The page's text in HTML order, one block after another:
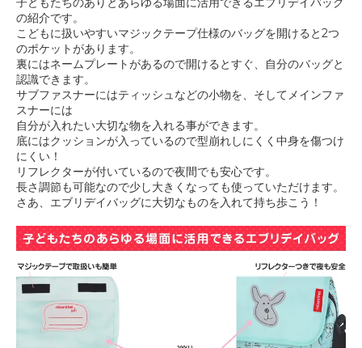
の紹介です。
こどもに扱いやすいマジックテープ仕様のバッグを開けると2つ
のポケットがあります。
裏にはネームプレートがあるので開けるとすぐ、自分のバッグと
認識できます。
サブファスナーにはティッシュなどの小物を、そしてメインファ
スナーには
自分が入れたい大切な物を入れる事ができます。
底にはクッションが入っているので型崩れしにくく中身を傷つけ
にくい！
リフレクターが付いているので夜間でも安心です。
長さ調節も可能なので少し大きくなっても使っていただけます。
さあ、エブリデイバッグに大切なものを入れて持ち歩こう！